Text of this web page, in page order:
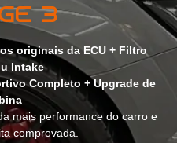
3
originais da ECU + Filtro
Intake
Completo + Upgrade de
mais performance do carro e
comprovada.